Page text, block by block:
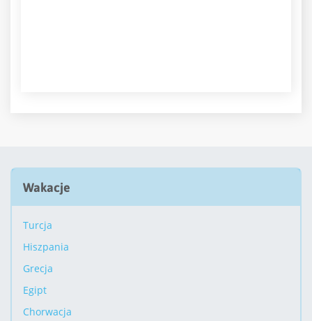
Wakacje
Turcja
Hiszpania
Grecja
Egipt
Chorwacja